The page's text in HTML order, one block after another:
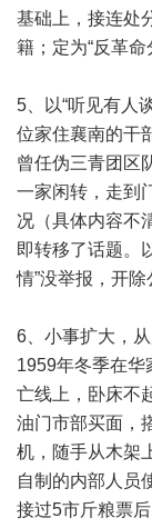
基础上，接连处
籍；定为“反革命
5、以“听见有人
位家住襄南的干
曾任伪三青团区
一家闲转，走到
况（具体内容不
即转移了话题。
情”没举报，开除
6、小事扩大，
1959年冬季在华
亡线上，卧床不
油门市部买面，
机，随手从木架
自制的内部人员
接过5市斤粮票